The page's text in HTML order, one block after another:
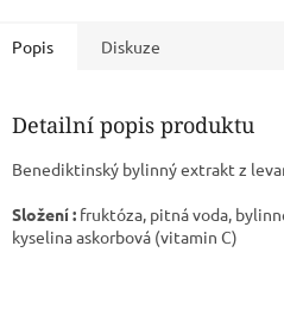
Popis Diskuze
Detailní popis produktu
Benediktinský bylinný extrakt z
Složení : fruktóza, pitná voda,
kyselina askorbová (vitamin C)